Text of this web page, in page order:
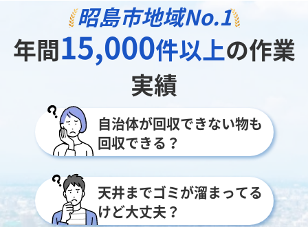
昭島市地域No.1
年間15,000件以上の作業
実績
自治体が回収できない物も
回収できる？
天井までゴミが溜まってる
けど大丈夫？